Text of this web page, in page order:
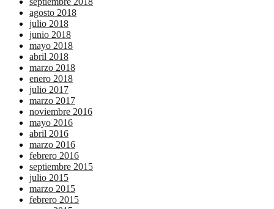
agosto 2018
julio 2018
junio 2018
mayo 2018
abril 2018
marzo 2018
enero 2018
julio 2017
marzo 2017
noviembre 2016
mayo 2016
abril 2016
marzo 2016
febrero 2016
septiembre 2015
julio 2015
marzo 2015
febrero 2015